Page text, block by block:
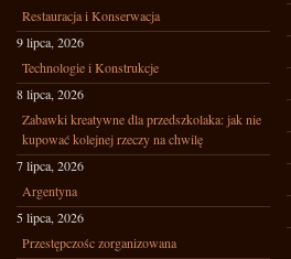
Restauracja i Konserwacja
9 lipca, 2026
Technologie i Konstrukcje
8 lipca, 2026
Zabawki kreatywne dla przedszkolaka: jak nie
kupować kolejnej rzeczy na chwilę
7 lipca, 2026
Argentyna
5 lipca, 2026
Przestępczośc zorganizowana